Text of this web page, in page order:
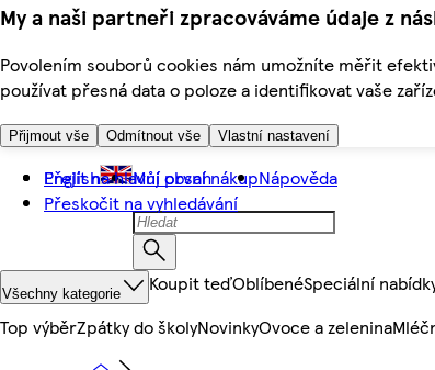
My a naši partneři zpracováváme údaje z
Povolením souborů cookies nám umožníte měřit
používat přesná data o poloze a identifikovat vaše
Přijmout vše Odmítnout vše Vlastní nastavení
Přejít na hlavní obsah
Přeskočit na vyhledávání
English Můj první nákupNápověda
Všechny kategorie Koupit teďOblíbenéSpeciální
Top výběrZpátky do školyNovinkyOvoce a zelenina